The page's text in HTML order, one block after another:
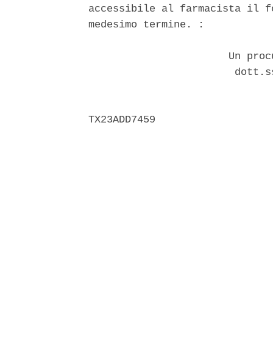
accessibile al farmacista il
medesimo termine. :
Un